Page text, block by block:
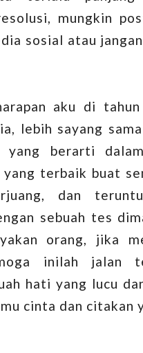
mungkin
sosial atau
aku di
lebih sayang
berarti
yang terbaik buat
dan
sebuah tes
orang, jika
inilah jalan
hati yang lucu
cinta dan citakan